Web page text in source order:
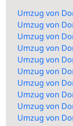
Umzug von
Umzug von
Umzug von
Umzug von
Umzug von
Umzug von
Umzug von
Umzug von
Umzug von
Umzug von